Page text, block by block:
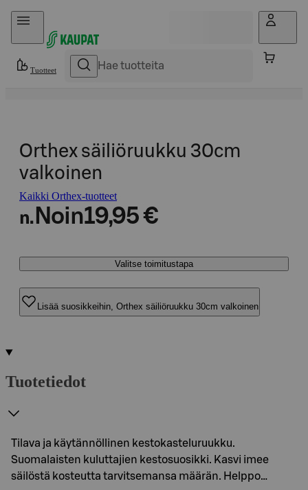
Hyppää sisältöön
Tuotteet
Orthex säiliöruukku 30cm
valkoinen
Kaikki Orthex-tuotteet
n. Noin19,95 €
Valitse toimitustapa
Lisää suosikkeihin, Orthex säiliöruukku 30cm valkoinen
Tuotetiedot
Tilava ja käytännöllinen kestokasteluruukku.
Suomalaisten kuluttajien kestosuosikki. Kasvi imee
säilöstä kosteutta tarvitsemansa määrän. Helppo…